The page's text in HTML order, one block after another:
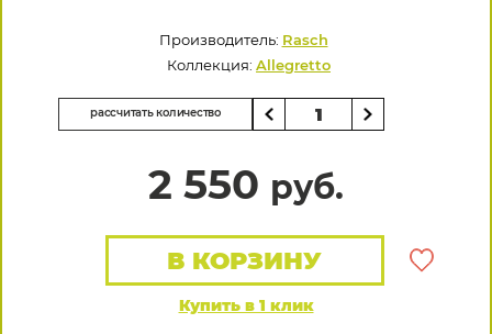
Производитель: Rasch
Коллекция: Allegretto
рассчитать количество
2 550 руб.
Купить в 1 клик
В КОРЗИНУ